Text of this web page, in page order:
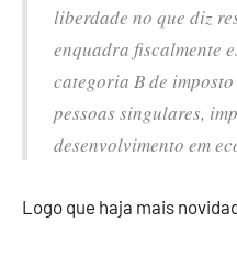
liberdade no que diz
enquadra fiscalmente
categoria B de
pessoas singulares,
desenvolvimento em
Logo que haja mais